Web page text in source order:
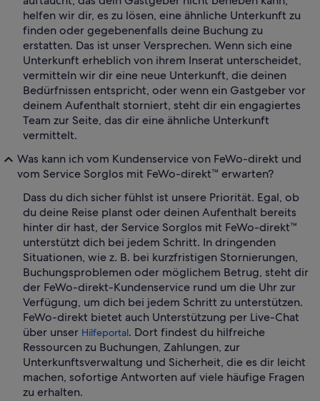
helfen wir dir, es zu lösen, eine ähnliche Unterkunft zu
finden oder gegebenenfalls deine Buchung zu
erstatten. Das ist unser Versprechen. Wenn sich eine
Unterkunft erheblich von ihrem Inserat unterscheidet,
vermitteln wir dir eine neue Unterkunft, die deinen
Bedürfnissen entspricht, oder wenn ein Gastgeber vor
deinem Aufenthalt storniert, steht dir ein engagiertes
Team zur Seite, das dir eine ähnliche Unterkunft
vermittelt.
Was kann ich vom Kundenservice von FeWo-direkt und
vom Service Sorglos mit FeWo-direkt™ erwarten?
Dass du dich sicher fühlst ist unsere Priorität. Egal, ob
du deine Reise planst oder deinen Aufenthalt bereits
hinter dir hast, der Service Sorglos mit FeWo-direkt™
unterstützt dich bei jedem Schritt. In dringenden
Situationen, wie z. B. bei kurzfristigen Stornierungen,
Buchungsproblemen oder möglichem Betrug, steht dir
der FeWo-direkt-Kundenservice rund um die Uhr zur
Verfügung, um dich bei jedem Schritt zu unterstützen.
FeWo-direkt bietet auch Unterstützung per Live-Chat
über unser Hilfeportal. Dort findest du hilfreiche
Ressourcen zu Buchungen, Zahlungen, zur
Unterkunftsverwaltung und Sicherheit, die es dir leicht
machen, sofortige Antworten auf viele häufige Fragen
zu erhalten.